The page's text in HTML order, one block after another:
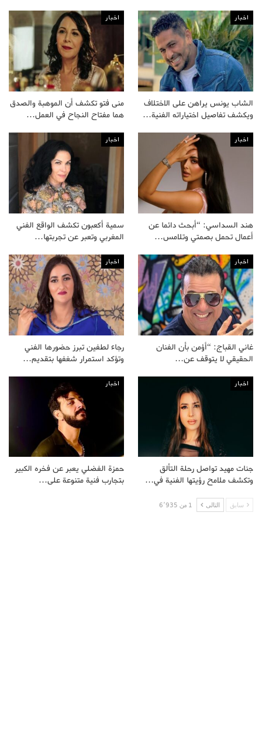
اخبار
الشاب يونس يراهن على الاختلاف
ويكشف تفاصيل اختياراته الفنية…
اخبار
منى فتو تكشف أن الموهبة والصدق
هما مفتاح النجاح في العمل…
اخبار
هند السداسي: “أبحث دائما عن
أعمال تحمل بصمتي وتلامس…
اخبار
سمية أكعبون تكشف الواقع الفني
المغربي وتعبر عن تجربتها…
اخبار
غاني القباج: “أؤمن بأن الفنان
الحقيقي لا يتوقف عن…
اخبار
رجاء لطفين تبرز حضورها الفني
وتؤكد استمرار شغفها بتقديم…
اخبار
جنات مهيد تواصل رحلة التألق
وتكشف ملامح رؤيتها الفنية في…
اخبار
حمزة الفضلي يعبر عن فخره الكبير
بتجارب فنية متنوعة على…
سابق التالى 1 من 6٬935